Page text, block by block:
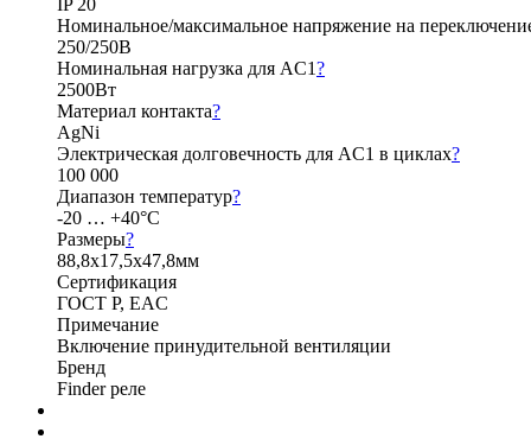
Номинальное/максимальное напряжение на
250/250В
Номинальная нагрузка для AC1?
2500Вт
Материал контакта?
AgNi
Электрическая долговечность для AC1 в циклах?
100 000
Диапазон температур?
-20 … +40°C
Размеры?
88,8х17,5х47,8мм
Сертификация
ГОСТ Р, EAC
Примечание
Включение принудительной вентиляции
Бренд
Finder реле